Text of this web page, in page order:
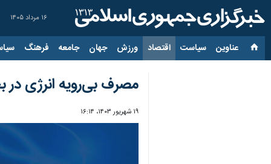
۱۶ مرداد ۱۴۰۵
عناوین‌ سیاست اقتصاد ورزش جهان جامعه فرهنگ
مصرف بی‌رویه انرژی
۱۹ شهریور ۱۴۰۳، ۱۶:۱۴